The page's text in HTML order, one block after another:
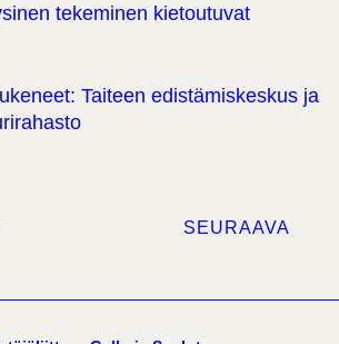
tekeminen kietoutuvat
Taiteen edistämiskeskus ja
SEURAAVA